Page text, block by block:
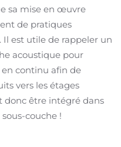
sa mise en œuvre
de pratiques
Il est utile de rappeler un
acoustique pour
continu afin de
vers les étages
donc être intégré dans
couche !